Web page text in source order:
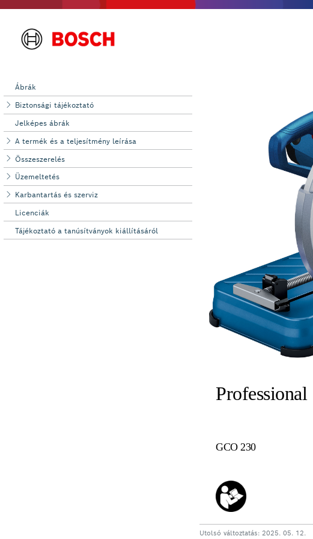
Ábrák
Biztonsági tájékoztató
Jelképes ábrák
A termék és a teljesítmény leírása
Összeszerelés
Üzemeltetés
Karbantartás és szerviz
Licenciák
Tájékoztató a tanúsítványok kiállításáról